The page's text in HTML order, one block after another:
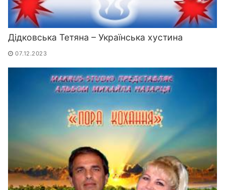
Дідковська Тетяна – Українська хустина
07.12.2023